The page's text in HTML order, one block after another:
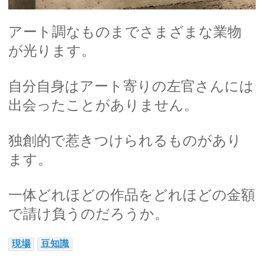
アート調なものまでさまざまな業物
が光ります。
自分自身はアート寄りの左官さんには
出会ったことがありません。
独創的で惹きつけられるものがあり
ます。
一体どれほどの作品をどれほどの金額
で請け負うのだろうか。
現場 豆知識